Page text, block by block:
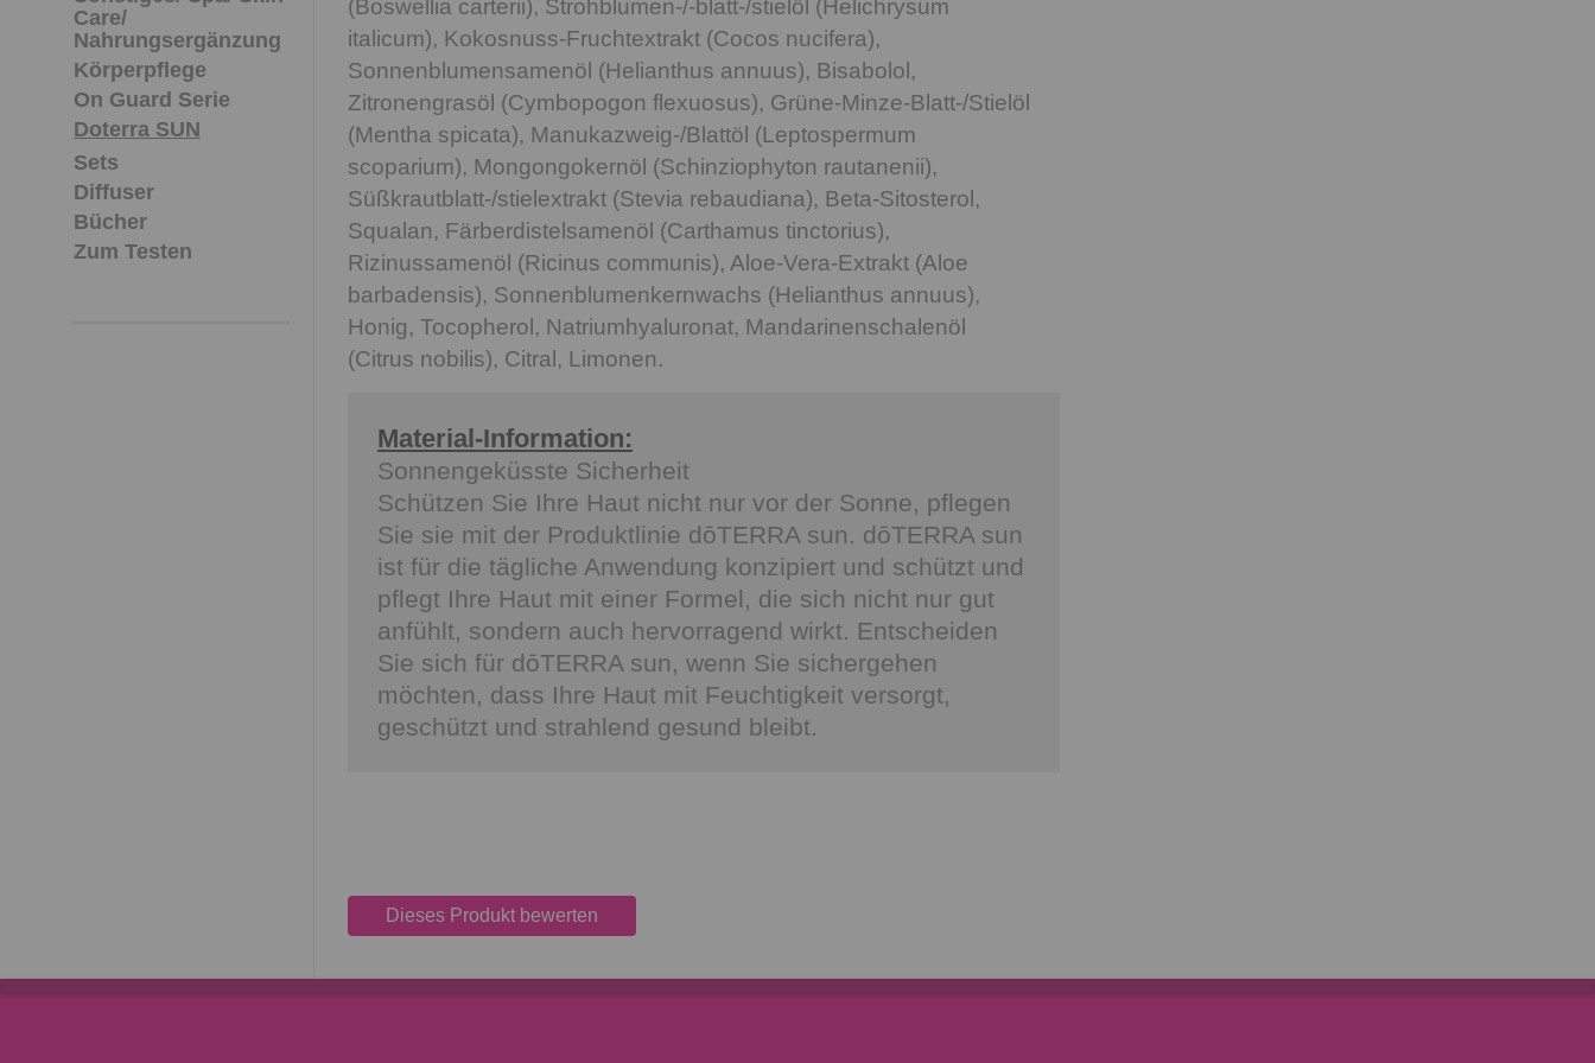
Care/
Nahrungsergänzung
Körperpflege
On Guard Serie
Doterra SUN
Sets
Diffuser
Bücher
Zum Testen
(Boswellia carterii), Strohblumen-/-blatt-/stielöl (Helichrysum
italicum), Kokosnuss-Fruchtextrakt (Cocos nucifera),
Sonnenblumensamenöl (Helianthus annuus), Bisabolol,
Zitronengrasöl (Cymbopogon flexuosus), Grüne-Minze-Blatt-/Stielöl
(Mentha spicata), Manukazweig-/Blattöl (Leptospermum
scoparium), Mongongokernöl (Schinziophyton rautanenii),
Süßkrautblatt-/stielextrakt (Stevia rebaudiana), Beta-Sitosterol,
Squalan, Färberdistelsamenöl (Carthamus tinctorius),
Rizinussamenöl (Ricinus communis), Aloe-Vera-Extrakt (Aloe
barbadensis), Sonnenblumenkernwachs (Helianthus annuus),
Honig, Tocopherol, Natriumhyaluronat, Mandarinenschalenöl
(Citrus nobilis), Citral, Limonen.
Material-Information:
Sonnengeküsste Sicherheit
Schützen Sie Ihre Haut nicht nur vor der Sonne, pflegen
Sie sie mit der Produktlinie dōTERRA sun. dōTERRA sun
ist für die tägliche Anwendung konzipiert und schützt und
pflegt Ihre Haut mit einer Formel, die sich nicht nur gut
anfühlt, sondern auch hervorragend wirkt. Entscheiden
Sie sich für dōTERRA sun, wenn Sie sichergehen
möchten, dass Ihre Haut mit Feuchtigkeit versorgt,
geschützt und strahlend gesund bleibt.
Dieses Produkt bewerten